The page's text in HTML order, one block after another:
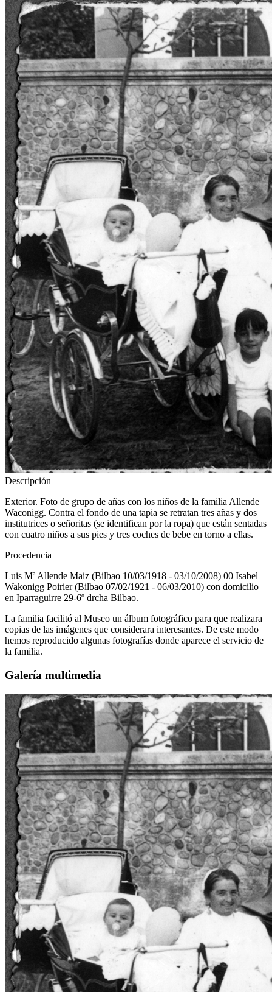
Descripción
Exterior. Foto de grupo de añas con los niños de la familia Allende
Waconigg. Contra el fondo de una tapia se retratan tres añas y dos
institutrices o señoritas (se identifican por la ropa) que están sentadas
con cuatro niños a sus pies y tres coches de bebe en torno a ellas.
Procedencia
Luis Mª Allende Maiz (Bilbao 10/03/1918 - 03/10/2008) 00 Isabel
Wakonigg Poirier (Bilbao 07/02/1921 - 06/03/2010) con domicilio
en Iparraguirre 29-6º drcha Bilbao.
La familia facilitó al Museo un álbum fotográfico para que realizara
copias de las imágenes que considerara interesantes. De este modo
hemos reproducido algunas fotografías donde aparece el servicio de
la familia.
Galería multimedia